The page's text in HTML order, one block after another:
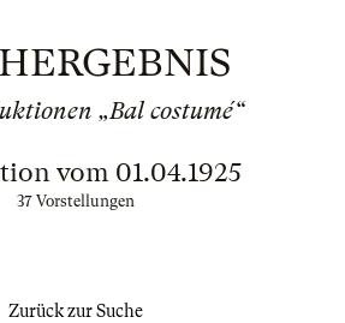
„Bal costumé“
vom 01.04.1925
37 Vorstellungen
Zurück zur Suche